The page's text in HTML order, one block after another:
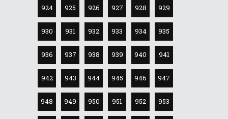
924 925 926 927 928 929
930 931 932 933 934 935
936 937 938 939 940 941
942 943 944 945 946 947
948 949 950 951 952 953